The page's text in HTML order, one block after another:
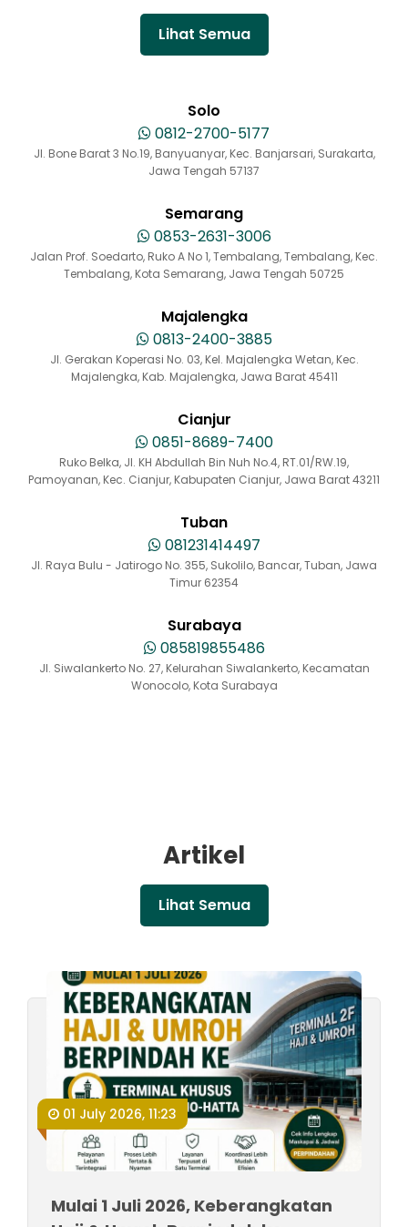
Lihat Semua
Solo
0812-2700-5177
Jl. Bone Barat 3 No.19, Banyuanyar, Kec. Banjarsari, Surakarta,
Jawa Tengah 57137
Semarang
0853-2631-3006
Jalan Prof. Soedarto, Ruko A No 1, Tembalang, Tembalang, Kec.
Tembalang, Kota Semarang, Jawa Tengah 50725
Majalengka
0813-2400-3885
Jl. Gerakan Koperasi No. 03, Kel. Majalengka Wetan, Kec.
Majalengka, Kab. Majalengka, Jawa Barat 45411
Cianjur
0851-8689-7400
Ruko Belka, Jl. KH Abdullah Bin Nuh No.4, RT.01/RW.19,
Pamoyanan, Kec. Cianjur, Kabupaten Cianjur, Jawa Barat 43211
Tuban
081231414497
Jl. Raya Bulu - Jatirogo No. 355, Sukolilo, Bancar, Tuban, Jawa
Timur 62354
Surabaya
085819855486
Jl. Siwalankerto No. 27, Kelurahan Siwalankerto, Kecamatan
Wonocolo, Kota Surabaya
Artikel
Lihat Semua
01 July 2026, 11:23
Mulai 1 Juli 2026, Keberangkatan